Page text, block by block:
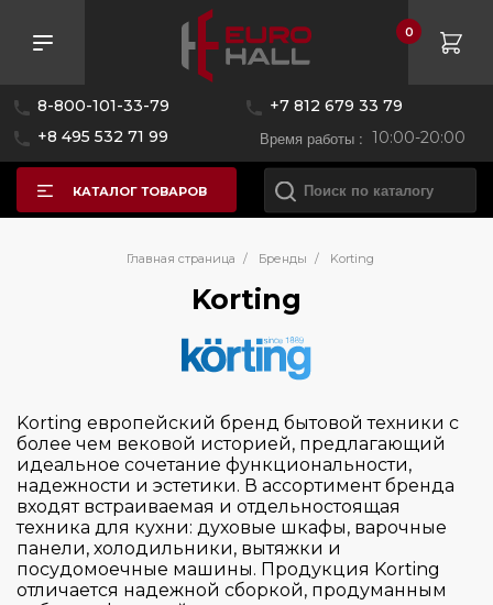
8-800-101-33-79
+7 812 679 33 79
+8 495 532 71 99
Время работы : 10:00-20:00
0
КАТАЛОГ ТОВАРОВ
Главная страница / Бренды / Korting
Korting
Korting европейский бренд бытовой техники с
более чем вековой историей, предлагающий
идеальное сочетание функциональности,
надежности и эстетики. В ассортимент бренда
входят встраиваемая и отдельностоящая
техника для кухни: духовые шкафы, варочные
панели, холодильники, вытяжки и
посудомоечные машины. Продукция Korting
отличается надежной сборкой, продуманным